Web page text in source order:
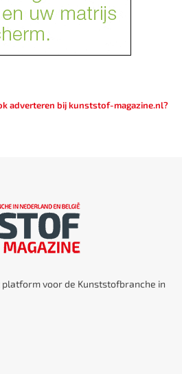
adverteren bij kunststof-magazine.nl?
voor de Kunststofbranche in